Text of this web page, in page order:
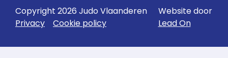
Copyright 2026 Judo Vlaanderen
Privacy
Cookie policy
Website door
Lead On